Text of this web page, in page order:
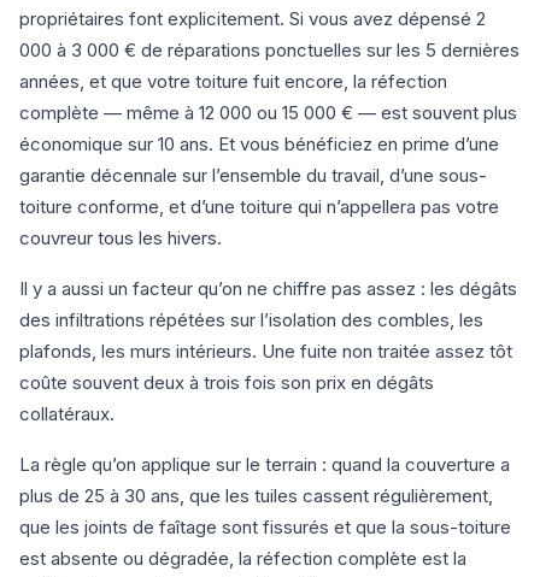
propriétaires font explicitement. Si vous avez dépensé 2
000 à 3 000 € de réparations ponctuelles sur les 5 dernières
années, et que votre toiture fuit encore, la réfection
complète — même à 12 000 ou 15 000 € — est souvent plus
économique sur 10 ans. Et vous bénéficiez en prime d’une
garantie décennale sur l’ensemble du travail, d’une sous-
toiture conforme, et d’une toiture qui n’appellera pas votre
couvreur tous les hivers.
Il y a aussi un facteur qu’on ne chiffre pas assez : les dégâts
des infiltrations répétées sur l’isolation des combles, les
plafonds, les murs intérieurs. Une fuite non traitée assez tôt
coûte souvent deux à trois fois son prix en dégâts
collatéraux.
La règle qu’on applique sur le terrain : quand la couverture a
plus de 25 à 30 ans, que les tuiles cassent régulièrement,
que les joints de faîtage sont fissurés et que la sous-toiture
est absente ou dégradée, la réfection complète est la